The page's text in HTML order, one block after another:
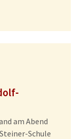
am Abend
Steiner-Schule